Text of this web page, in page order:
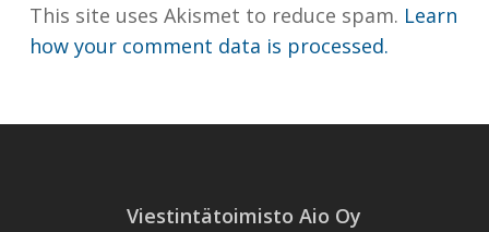
This site uses Akismet to reduce spam. Learn
how your comment data is processed.
Viestintätoimisto Aio Oy